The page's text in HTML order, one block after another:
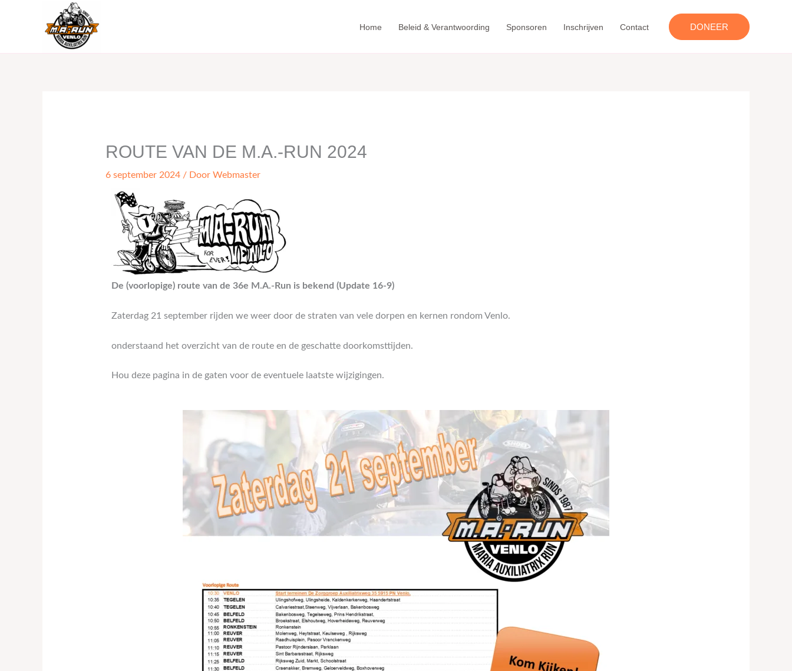
Home Beleid & Verantwoording Sponsoren Inschrijven Contact DONEER
ROUTE VAN DE M.A.-RUN 2024
6 september 2024 / Door Webmaster
De (voorlopige) route van de 36e M.A.-Run is bekend (Update 16-9)
Zaterdag 21 september rijden we weer door de straten van vele dorpen en kernen rondom Venlo.
onderstaand het overzicht van de route en de geschatte doorkomsttijden.
Hou deze pagina in de gaten voor de eventuele laatste wijzigingen.